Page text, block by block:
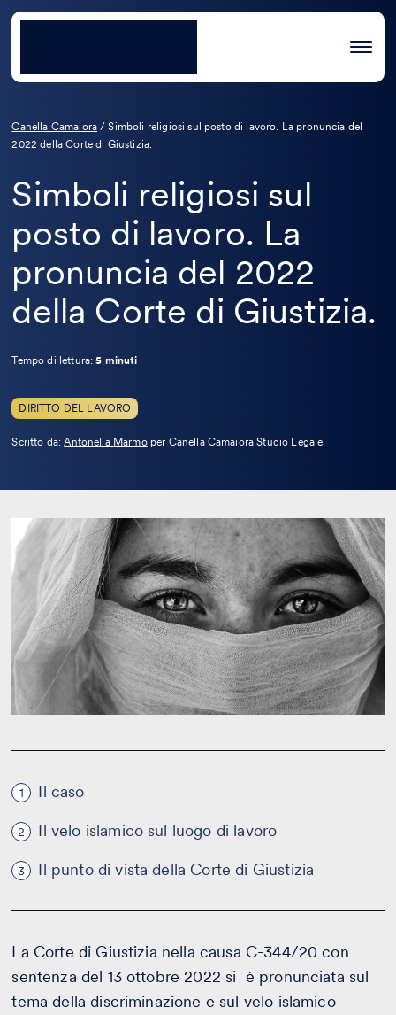
Canella Camaiora /Simboli religiosi sul posto di lavoro. La pronuncia del
2022 della Corte di Giustizia.
Simboli religiosi sul
posto di lavoro. La
pronuncia del 2022
della Corte di Giustizia.
Tempo di lettura:5 minuti
DIRITTO DEL LAVORO
Scritto da:Antonella MarmoLeggi
per Canella Camaiora Studio Legale
1 Il caso
2 Il velo islamico sul luogo di lavoro
3 Il punto di vista della Corte di Giustizia
La Corte di Giustizia nella causa C-344/20 con
sentenza del 13 ottobre 2022 si è pronunciata sul
tema della discriminazione e sul velo islamico